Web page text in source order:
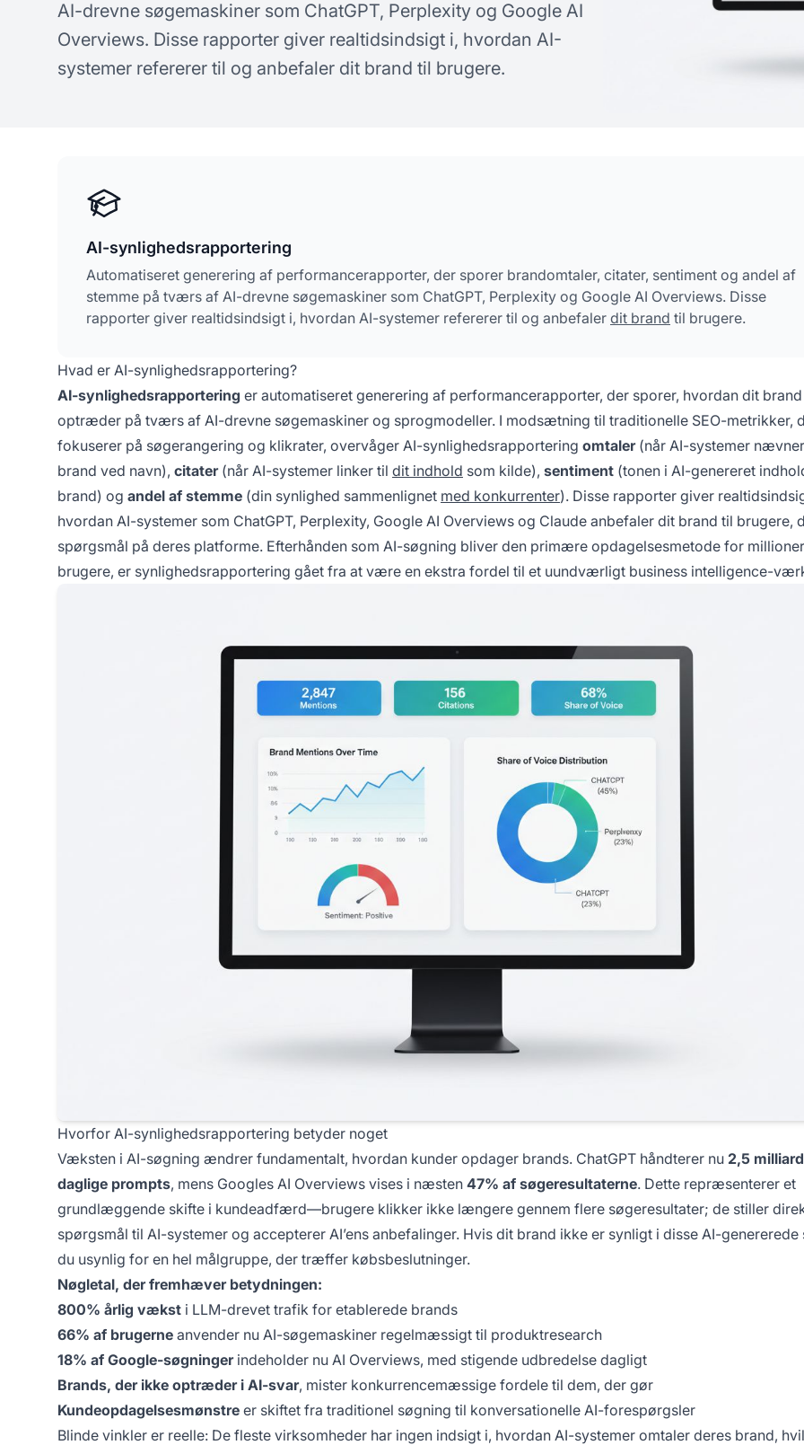
koncepter om AI-synlighed
spørgsmål
AI-drevne søgemaskiner som ChatGPT, Perplexity og Google AI
Overviews. Disse rapporter giver realtidsindsigt i, hvordan AI-
systemer refererer til og anbefaler dit brand til brugere.
AI-synlighedsrapportering
Automatiseret generering af performancerapporter, der sporer brandomtaler, citater, sentiment og andel af
stemme på tværs af AI-drevne søgemaskiner som ChatGPT, Perplexity og Google AI Overviews. Disse
rapporter giver realtidsindsigt i, hvordan AI-systemer refererer til og anbefaler dit brand til brugere.
Hvad er AI-synlighedsrapportering?
AI-synlighedsrapportering er automatiseret generering af performancerapporter, der sporer, hvordan dit brand
optræder på tværs af AI-drevne søgemaskiner og sprogmodeller. I modsætning til traditionelle SEO-metrikker,
fokuserer på søgerangering og klikrater, overvåger AI-synlighedsrapportering omtaler(når AI-systemer
brand ved navn), citater(når AI-systemer linker til dit indhold som kilde), sentiment (tonen i AI-genereret
brand) og andel af stemme (din synlighed sammenlignet med konkurrenter). Disse rapporter giver
hvordan AI-systemer som ChatGPT, Perplexity, Google AI Overviews og Claude anbefaler dit brand til brugere,
spørgsmål på deres platforme. Efterhånden som AI-søgning bliver den primære opdagelsesmetode for
brugere, er synlighedsrapportering gået fra at være en ekstra fordel til et uundværligt business intelligence-
Hvorfor AI-synlighedsrapportering betyder noget
Væksten i AI-søgning ændrer fundamentalt, hvordan kunder opdager brands. ChatGPT håndterer nu 2,5
daglige prompts, mens Googles AI Overviews vises i næsten 47% af søgeresultaterne. Dette repræsenterer et
grundlæggende skifte i kundeadfærd—brugere klikker ikke længere gennem flere søgeresultater; de stiller
spørgsmål til AI-systemer og accepterer AI’ens anbefalinger. Hvis dit brand ikke er synligt i disse AI-genererede
du usynlig for en hel målgruppe, der træffer købsbeslutninger.
Nøgletal, der fremhæver betydningen:
800% årlig vækst i LLM-drevet trafik for etablerede brands
66% af brugerne anvender nu AI-søgemaskiner regelmæssigt til produktresearch
18% af Google-søgningerindeholder nu AI Overviews, med stigende udbredelse dagligt
Brands, der ikke optræder i AI-svar, mister konkurrencemæssige fordele til dem, der gør
Kundeopdagelsesmønstre er skiftet fra traditionel søgning til konversationelle AI-forespørgsler
Blinde vinkler er reelle: De fleste virksomheder har ingen indsigt i, hvordan AI-systemer omtaler deres brand,